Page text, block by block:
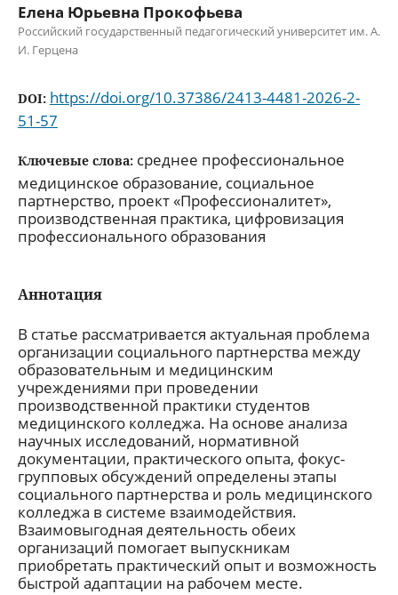
Елена Юрьевна Прокофьева
Российский государственный педагогический университет им. А.
И. Герцена
DOI: https://doi.org/10.37386/2413-4481-2026-2-
51-57
Ключевые слова: среднее профессиональное
медицинское образование, социальное
партнерство, проект «Профессионалитет»,
производственная практика, цифровизация
профессионального образования
Аннотация
В статье рассматривается актуальная проблема
организации социального партнерства между
образовательным и медицинским
учреждениями при проведении
производственной практики студентов
медицинского колледжа. На основе анализа
научных исследований, нормативной
документации, практического опыта, фокус-
групповых обсуждений определены этапы
социального партнерства и роль медицинского
колледжа в системе взаимодействия.
Взаимовыгодная деятельность обеих
организаций помогает выпускникам
приобретать практический опыт и возможность
быстрой адаптации на рабочем месте.